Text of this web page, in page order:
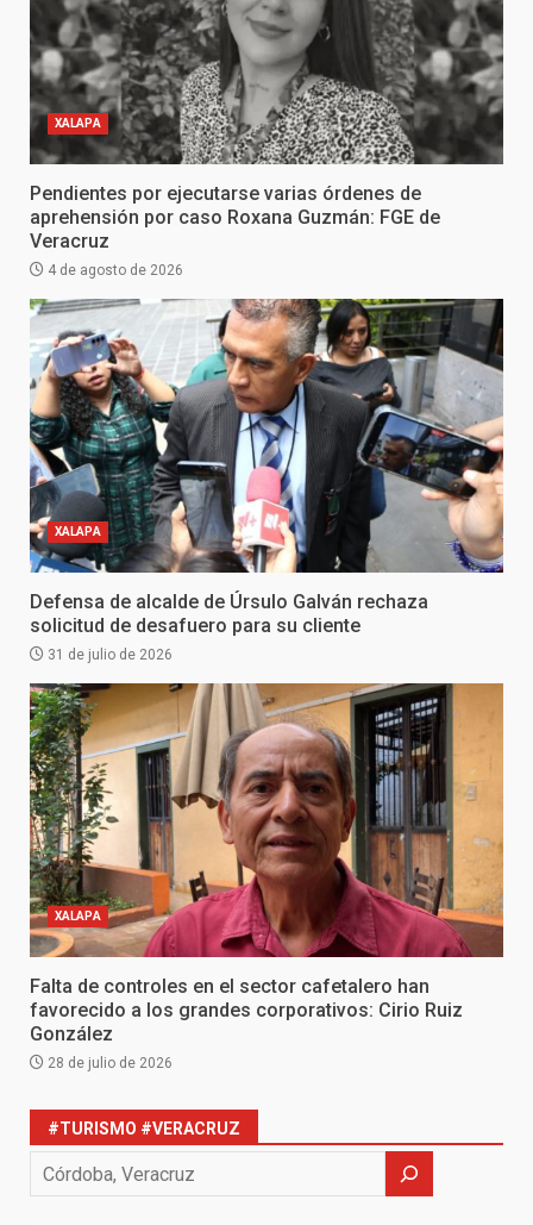
XALAPA
Pendientes por ejecutarse varias órdenes de
aprehensión por caso Roxana Guzmán: FGE de
Veracruz
4 de agosto de 2026
XALAPA
Defensa de alcalde de Úrsulo Galván rechaza
solicitud de desafuero para su cliente
31 de julio de 2026
XALAPA
Falta de controles en el sector cafetalero han
favorecido a los grandes corporativos: Cirio Ruiz
González
28 de julio de 2026
#TURISMO #VERACRUZ